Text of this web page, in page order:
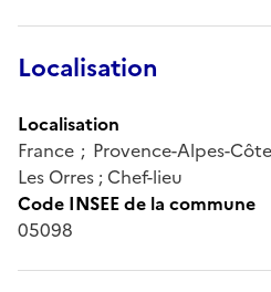
Localisation
Localisation
France ; Provence-Alpes-
Les Orres ; Chef-lieu
Code INSEE de la commune
05098